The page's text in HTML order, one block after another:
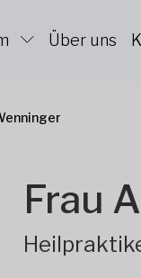
Über uns
Frau